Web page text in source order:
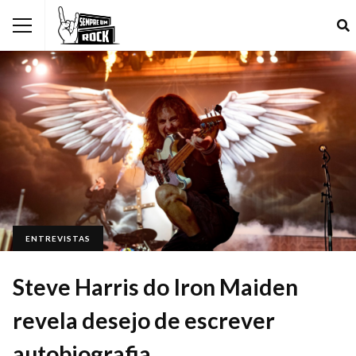
ENTREVISTAS
Steve Harris do Iron Maiden
revela desejo de escrever